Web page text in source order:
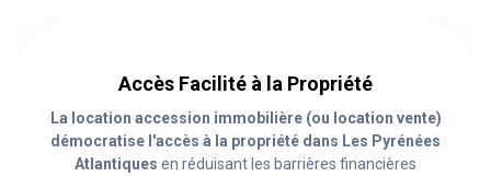
Accès Facilité à la Propriété
La location accession immobilière (ou location vente)
démocratise l'accès à la propriété dans Les Pyrénées
Atlantiques en réduisant les barrières financières